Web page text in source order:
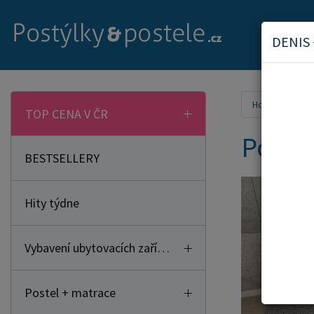
TOP CENA V ČR
BESTSELLERY
Hity týdne
Vybavení ubytovacích zařízení
Postel + matrace
Home
DENIS